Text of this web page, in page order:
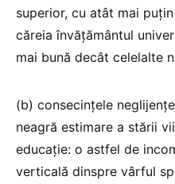
superior, cu atât mai
căreia învățământul
mai bună decât celelalte
(b) consecințele
neagră estimare a stării
educație: o astfel de
verticală dinspre vârful